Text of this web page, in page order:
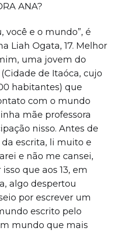
ANA?
você e o mundo”, é
Liah Ogata, 17. Melhor
uma jovem do
de Itaóca, cujo
habitantes) que
com o mundo
mãe professora
nisso. Antes de
escrita, li muito e
e não me cansei,
que aos 13, em
algo despertou
por escrever um
escrito pelo
mundo que mais